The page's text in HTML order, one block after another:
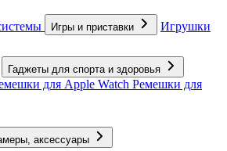
Игры и приставки Игрушки
Гаджеты для спорта и здоровья
для Apple Watch Ремешки для
аксессуары